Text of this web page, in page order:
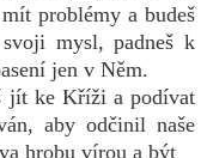
problémy a budeš
mysl, padneš k
jen v Něm.
jít ke Kříži a podívat
aby odčinil naše
hrobu vírou a být